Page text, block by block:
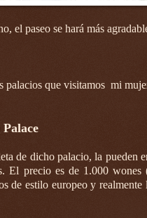
el paseo se hará más
palacios que visitamos mi
de dicho palacio, la pueden
El precio es de 1.000
de estilo europeo y